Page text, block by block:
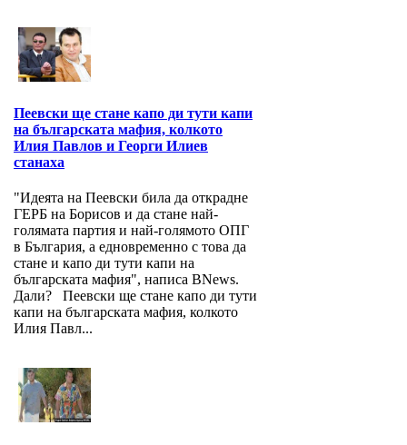
Пеевски ще стане капо ди тути капи
на българската мафия, колкото
Илия Павлов и Георги Илиев
станаха
"Идеята на Пеевски била да открадне
ГЕРБ на Борисов и да стане най-
голямата партия и най-голямото ОПГ
в България, а едновременно с това да
стане и капо ди тути капи на
българската мафия", написа BNews.
Дали? Пеевски ще стане капо ди тути
капи на българската мафия, колкото
Илия Павл...